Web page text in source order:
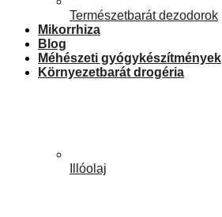
Természetbarát dezodorok
Mikorrhiza
Blog
Méhészeti gyógykészítmények
Környezetbarát drogéria
Illóolaj